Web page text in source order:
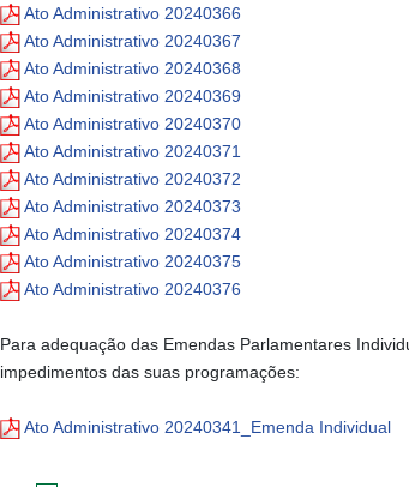
Ato Administrativo 20240366
Ato Administrativo 20240367
Ato Administrativo 20240368
Ato Administrativo 20240369
Ato Administrativo 20240370
Ato Administrativo 20240371
Ato Administrativo 20240372
Ato Administrativo 20240373
Ato Administrativo 20240374
Ato Administrativo 20240375
Ato Administrativo 20240376
Para adequação das Emendas Parlamentares
impedimentos das suas programações:
Ato Administrativo 20240341_Emenda Individual